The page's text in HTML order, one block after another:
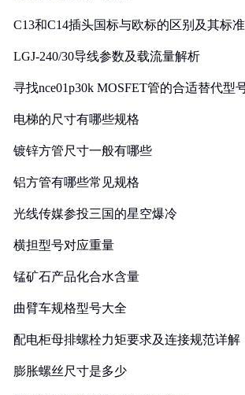
C13和C14插头国标与欧标的区别及其标
LGJ-240/30导线参数及载流量解析
寻找nce01p30k MOSFET管的合适替代型
电梯的尺寸有哪些规格
镀锌方管尺寸一般有哪些
铝方管有哪些常见规格
光线传媒参投三国的星空爆冷
横担型号对应重量
锰矿石产品化合水含量
曲臂车规格型号大全
配电柜母排螺栓力矩要求及连接规范详解
膨胀螺丝尺寸是多少